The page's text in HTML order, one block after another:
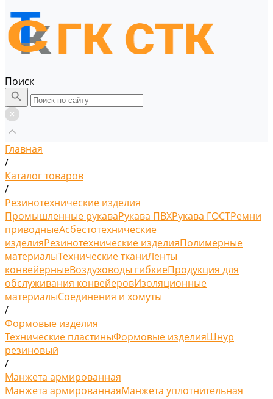
Поиск
Главная
/
Каталог товаров
/
Резинотехнические изделия
Промышленные рукаваРукава ПВХРукава ГОСТРемни
приводныеАсбестотехнические
изделияРезинотехнические изделияПолимерные
материалыТехнические тканиЛенты
конвейерныеВоздуховоды гибкиеПродукция для
обслуживания конвейеровИзоляционные
материалыСоединения и хомуты
/
Формовые изделия
Технические пластиныФормовые изделияШнур
резиновый
/
Манжета армированная
Манжета армированнаяМанжета уплотнительная